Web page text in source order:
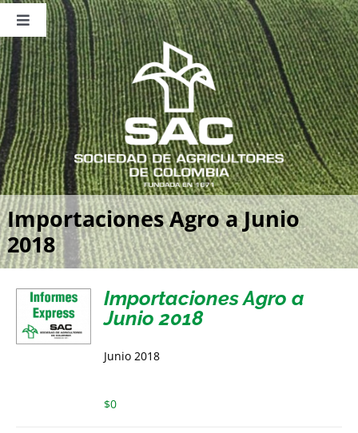
Saltar
contenido
Toggle
Navigation
Nosotros
Publicaciones
Sala de Prensa
Eventos
Importaciones Agro a Junio
2018
Importaciones Agro a
Junio 2018
Junio 2018
$0